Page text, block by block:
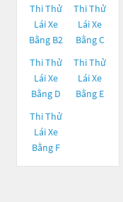
Thi Thử
Lái Xe
Bằng B2
Thi Thử
Lái Xe
Bằng C
Thi Thử
Lái Xe
Bằng D
Thi Thử
Lái Xe
Bằng E
Thi Thử
Lái Xe
Bằng F